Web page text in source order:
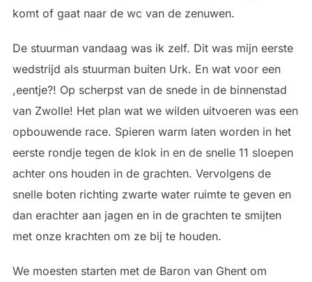
komt of gaat naar de wc van de zenuwen.
De stuurman vandaag was ik zelf. Dit was mijn eerste
wedstrijd als stuurman buiten Urk. En wat voor een
,eentje?! Op scherpst van de snede in de binnenstad
van Zwolle! Het plan wat we wilden uitvoeren was een
opbouwende race. Spieren warm laten worden in het
eerste rondje tegen de klok in en de snelle 11 sloepen
achter ons houden in de grachten. Vervolgens de
snelle boten richting zwarte water ruimte te geven en
dan erachter aan jagen en in de grachten te smijten
met onze krachten om ze bij te houden.
We moesten starten met de Baron van Ghent om